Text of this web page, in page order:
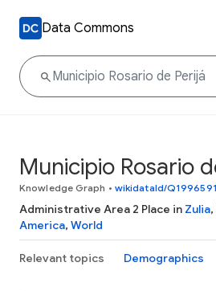
Data Commons
Municipio Rosario
Knowledge Graph • wikidataId/Q1996591
Administrative Area 2 Place in Zulia,
America, World
Relevant topics Demographics